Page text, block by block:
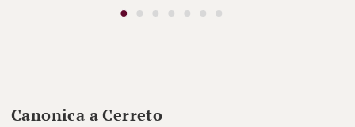
Canonica a Cerreto